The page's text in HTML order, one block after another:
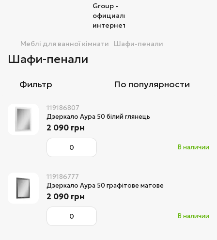
Меблі для ванної кімнати Шафи-пенали
Шафи-пенали
Фильтр По популярности
119186807
Дзеркало Аура 50 білий глянець
В наличии
2 090 грн
119186777
Дзеркало Аура 50 графітове матове
В наличии
2 090 грн